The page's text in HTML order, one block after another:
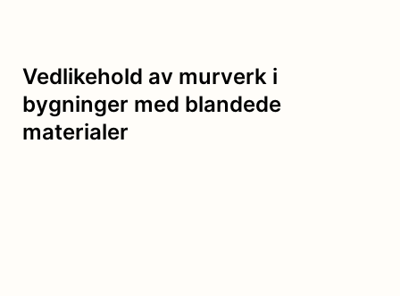
Vedlikehold av murverk i
bygninger med blandede
materialer